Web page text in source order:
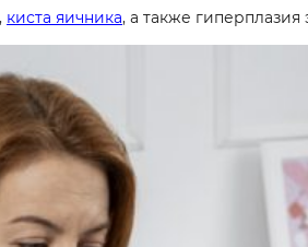
киста яичника, а также гиперплазия